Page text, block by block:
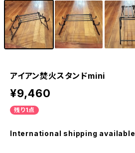
アイアン焚火スタンドmini
¥9,460
残り1点
International shipping available